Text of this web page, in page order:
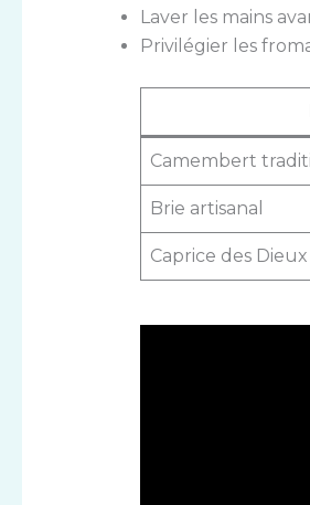
Laver les mains
Privilégier les
Camembert
Brie artisanal
Caprice des Dieux